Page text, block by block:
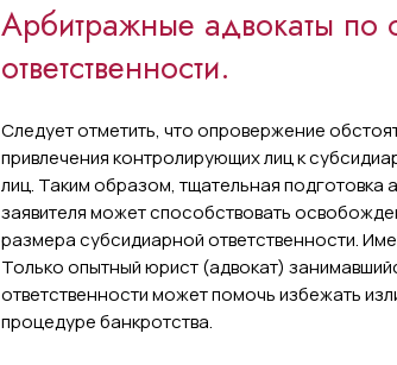
Арбитражные адвокаты по
ответственности.
Следует отметить, что опровержение
привлечения контролирующих лиц к
лиц. Таким образом, тщательная
заявителя может способствовать
размера субсидиарной ответственности.
Только опытный юрист (адвокат)
ответственности может помочь избежать
процедуре банкротства.